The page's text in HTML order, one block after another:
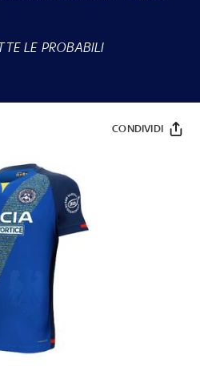
LE PROBABILI
CONDIVIDI